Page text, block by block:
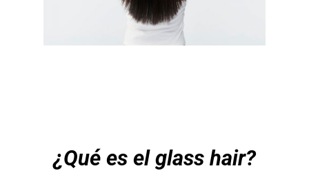
¿Qué es elglass hair?